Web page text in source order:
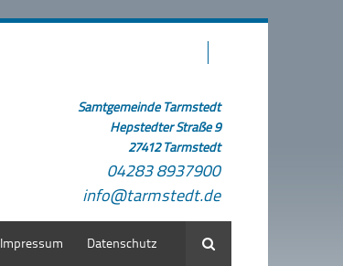
Samtgemeinde Tarmstedt
Hepstedter Straße 9
27412 Tarmstedt
04283 8937900
info@tarmstedt.de
Impressum Datenschutz Suche